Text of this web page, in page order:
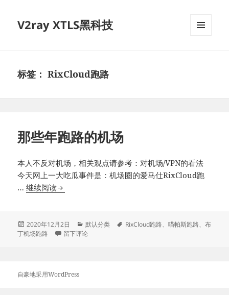
V2ray XTLS黑科技
标签：RixCloud跑路
那些年跑路的机场
本人不反对机场，相关观点请参考：对机场/VPN的看法
今天网上一大吃瓜事件是：机场圈的爱马仕RixCloud跑
…继续阅读那
跑
路
场
发
布
2020年12月2日
分
类
默认分类
标
RixCloud跑路、喵帕斯跑路、布
丁机场跑路
于那些年跑路的机场
留下评论
自豪地采用WordPress